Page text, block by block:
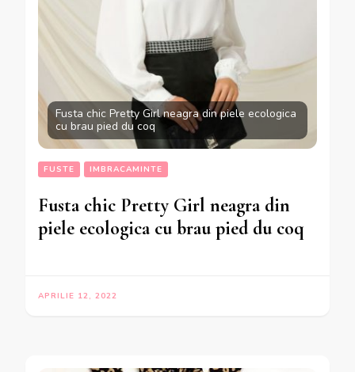
Fusta chic Pretty Girl neagra din piele ecologica
cu brau pied du coq
FUSTE IMBRACAMINTE
Fusta chic Pretty Girl neagra din
piele ecologica cu brau pied du coq
APRILIE 12, 2022